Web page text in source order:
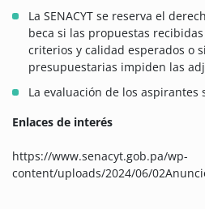
La SENACYT se reserva el
beca si las propuestas
criterios y calidad esperados o
presupuestarias impiden las
La evaluación de los aspirantes
Enlaces de interés
https://www.senacyt.gob.pa/wp-
content/uploads/2024/06/